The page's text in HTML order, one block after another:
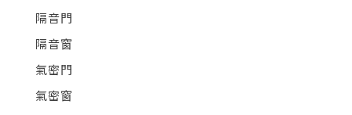
隔音門
隔音窗
氣密門
氣密窗